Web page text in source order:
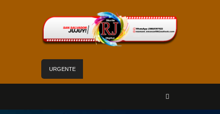
URGENTE